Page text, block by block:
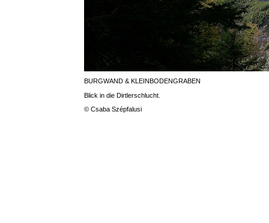
BURGWAND & KLEINBODENGRABEN
Blick in die Dirtlerschlucht.
© Csaba Szépfalusi